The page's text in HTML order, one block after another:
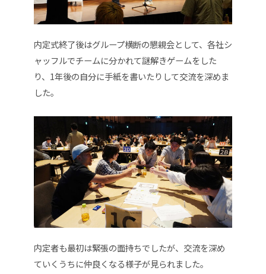
内定式終了後はグループ横断の懇親会として、各社シ
ャッフルでチームに分かれて謎解きゲームをした
り、1年後の自分に手紙を書いたりして交流を深めま
した。
内定者も最初は緊張の面持ちでしたが、交流を深め
ていくうちに仲良くなる様子が見られました。